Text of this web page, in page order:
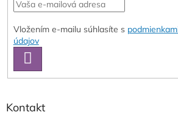
Vložením e-mailu súhlasíte s
údajov
SA
Kontakt